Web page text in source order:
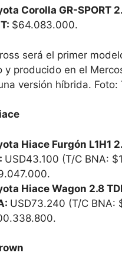
Corolla GR-SPORT
$64.083.000.
será el primer
y producido en el
versión híbrida. Foto:
Hiace Furgón L1H1
USD43.100 (T/C BNA:
Hiace Wagon 2.8
USD73.240 (T/C BNA: